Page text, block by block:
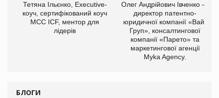
Тетяна Ільєнко, Executive-
коуч, сертифікований коуч
МСС ICF, ментор для
лідерів
Олег Андрійович Івченко —
директор патентно-
юридичної компанії «Вайз
Груп», консалтингової
компанії «Парето» та
маркетингової агенції
Myka Agency.
БЛОГИ